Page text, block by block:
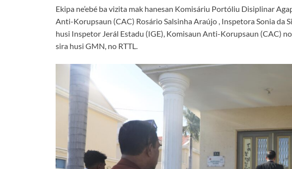
Ekipa ne’ebé ba vizita mak hanesan Komisáriu Portóliu Disiplinar
Anti-Korupsaun (CAC) Rosário Salsinha Araújo , Inspetora Sonia da
husi Inspetor Jerál Estadu (IGE), Komisaun Anti-Korupsaun (CAC)
sira husi GMN, no RTTL.